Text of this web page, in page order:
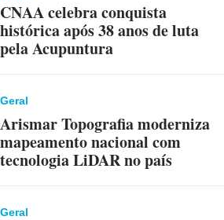
CNAA celebra conquista
histórica após 38 anos de luta
pela Acupuntura
Geral
Arismar Topografia moderniza
mapeamento nacional com
tecnologia LiDAR no país
Geral